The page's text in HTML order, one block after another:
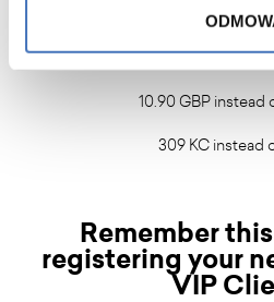
49 PLN instead
11.90 EUR instead
10.90 GBP instead
309 KC instead
Remember
registering your
VIP